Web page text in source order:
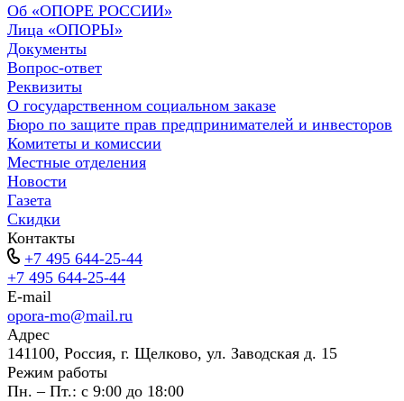
Об «ОПОРЕ РОССИИ»
Лица «ОПОРЫ»
Документы
Вопрос-ответ
Реквизиты
О государственном социальном заказе
Бюро по защите прав предпринимателей и инвесторов
Комитеты и комиссии
Местные отделения
Новости
Газета
Скидки
Контакты
+7 495 644-25-44
+7 495 644-25-44
E-mail
opora-mo@mail.ru
Адрес
141100, Россия, г. Щелково, ул. Заводская д. 15
Режим работы
Пн. – Пт.: с 9:00 до 18:00